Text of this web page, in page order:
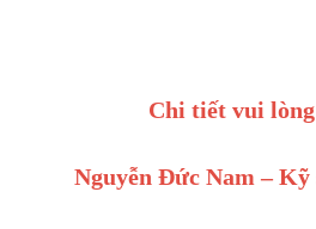
Chi tiết vui
Nguyễn Đức Nam –